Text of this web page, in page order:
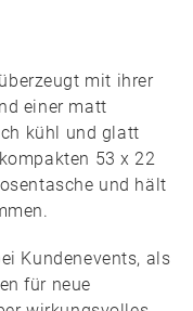
überzeugt mit ihrer
einer matt
kühl und glatt
53 x 22
und hält
Kundenevents, als
für neue